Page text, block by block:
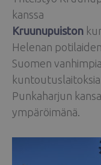
kanssa
Kruunupuiston
Helenan
Suomen
Punkaharjun
ympäröimänä.